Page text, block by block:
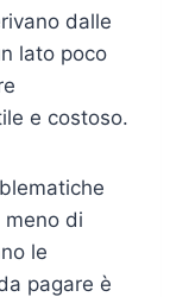
dalle
lato poco
e costoso.
meno di
le
pagare è